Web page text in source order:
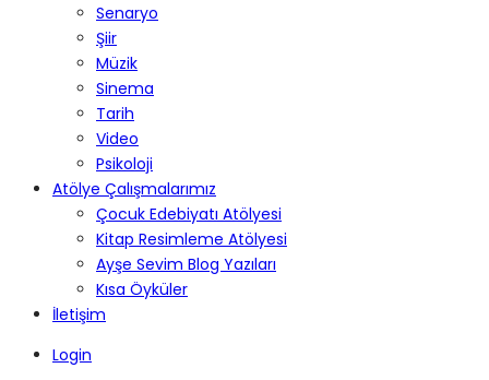
Senaryo
Şiir
Müzik
Sinema
Tarih
Video
Psikoloji
Atölye Çalışmalarımız
Çocuk Edebiyatı Atölyesi
Kitap Resimleme Atölyesi
Ayşe Sevim Blog Yazıları
Kısa Öyküler
İletişim
Login